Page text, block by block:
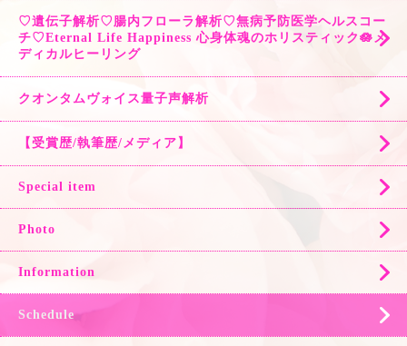
♡遺伝子解析♡腸内フローラ解析♡無病予防医学ヘルスコー
チ♡Eternal Life Happiness 心身体魂のホリスティック🪷メ
ディカルヒーリング
クオンタムヴォイス量子声解析
【受賞歴/執筆歴/メディア】
Special item
Photo
Information
Schedule